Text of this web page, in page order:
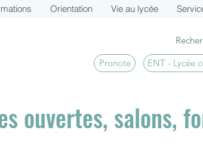
Orientation Vie au lycée
Pronote ENT - Lycée
ouvertes, salons,